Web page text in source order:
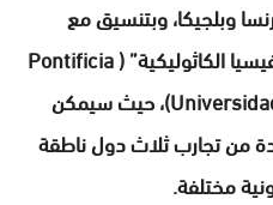
وبلجيكا، وبتنسيق مع
“جامعة مادري ي مايسترا بونتيفيسيا الكاثوليكية” ( Pontificia
Universidad Catolica Madre y Maestra)، حيث سيمكن
من تجارب ثلاث دول ناطقة
مختلفة.